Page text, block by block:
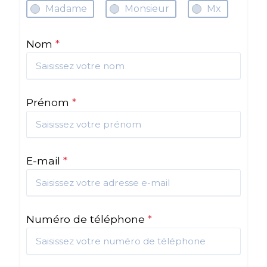
Madame Monsieur Mx
Nom *
Prénom *
E-mail *
Numéro de téléphone *